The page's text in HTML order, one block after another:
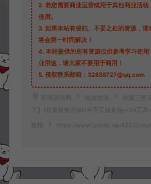
2. 若您需要商业运营或用于其他商业活动
使用。
3. 如果本站有侵犯、不妥之处的资源，请
将会第一时间解决！
4. 本站提供的所有资源仅供参考学习使
业用途，请大家不要用于商用！
5. 侵权联系邮箱：32838727@qq.com
阿泽源码网 端游资源
典藏三国
下】1月最新整理Win半手工服务端+GM工具
教程 https://www.lyzwlkj.vip/42532/